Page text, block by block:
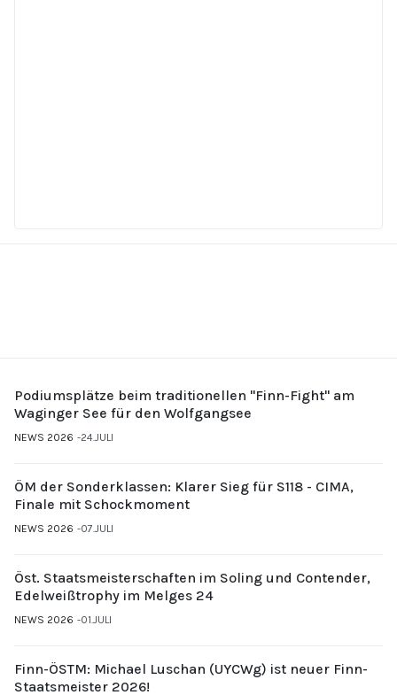
Podiumsplätze beim traditionellen "Finn-Fight" am
Waginger See für den Wolfgangsee
NEWS 2026 24.JULI
ÖM der Sonderklassen: Klarer Sieg für S118 - CIMA,
Finale mit Schockmoment
NEWS 2026 07.JULI
Öst. Staatsmeisterschaften im Soling und Contender,
Edelweißtrophy im Melges 24
NEWS 2026 01.JULI
Finn-ÖSTM: Michael Luschan (UYCWg) ist neuer Finn-
Staatsmeister 2026!